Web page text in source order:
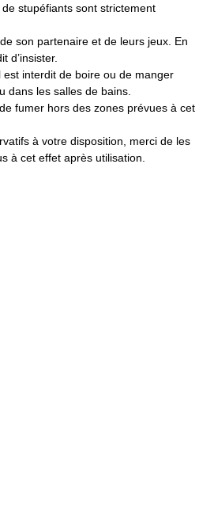
stupéfiants sont strictement
son partenaire et de leurs jeux. En
d’insister.
est interdit de boire ou de manger
dans les salles de bains.
fumer hors des zones prévues à cet
à votre disposition, merci de les
à cet effet après utilisation.